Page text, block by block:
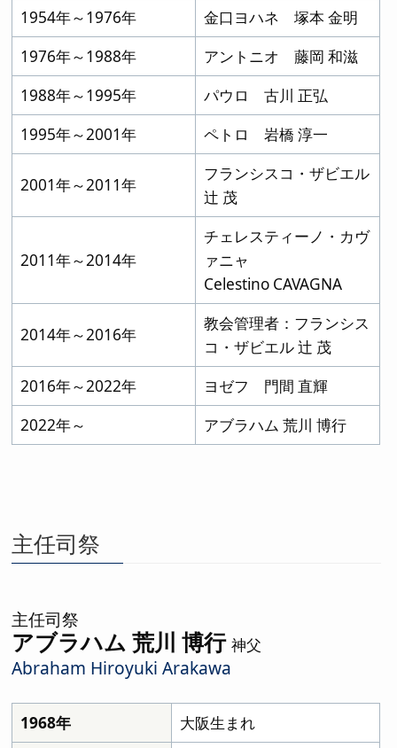
1954年～1976年
金口ヨハネ 塚本 金明
1976年～1988年
アントニオ 藤岡 和滋
1988年～1995年
パウロ 古川 正弘
1995年～2001年
ペトロ 岩橋 淳一
2001年～2011年
フランシスコ・ザビエル
辻 茂
2011年～2014年
チェレスティーノ・カヴ
ァニャ
Celestino CAVAGNA
2014年～2016年
教会管理者：フランシス
コ・ザビエル 辻 茂
2016年～2022年
ヨゼフ 門間 直輝
2022年～
アブラハム 荒川 博行
主任司祭
主任司祭
アブラハム 荒川 博行 神父
Abraham Hiroyuki Arakawa
1968年 大阪生まれ